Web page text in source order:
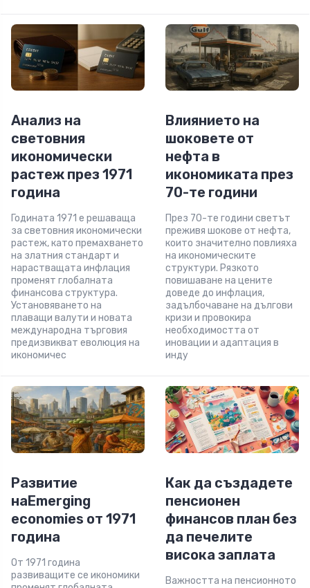
Анализ на
световния
икономически
растеж през 1971
година
Годината 1971 е решаваща
за световния икономически
растеж, като премахването
на златния стандарт и
нарастващата инфлация
променят глобалната
финансова структура.
Установяването на
плаващи валути и новата
международна търговия
предизвикват еволюция на
икономичес
Влиянието на
шоковете от
нефта в
икономиката през
70-те години
През 70-те години светът
преживя шокове от нефта,
които значително повлияха
на икономическите
структури. Рязкото
повишаване на цените
доведе до инфлация,
задълбочаване на дългови
кризи и провокира
необходимостта от
иновации и адаптация в
инду
Развитие
наEmerging
economies от 1971
година
От 1971 година
развиващите се икономики
Как да създадете
пенсионен
финансов план без
да печелите
висока заплата
Важността на пенсионното